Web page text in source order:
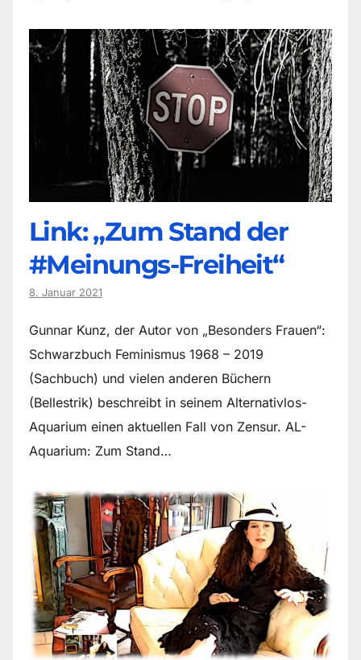
Link: „Zum Stand der
#Meinungs-Freiheit“
8. Januar 2021
Gunnar Kunz, der Autor von „Besonders Frauen“:
Schwarzbuch Feminismus 1968 – 2019
(Sachbuch) und vielen anderen Büchern
(Bellestrik) beschreibt in seinem Alternativlos-
Aquarium einen aktuellen Fall von Zensur. AL-
Aquarium: Zum Stand…